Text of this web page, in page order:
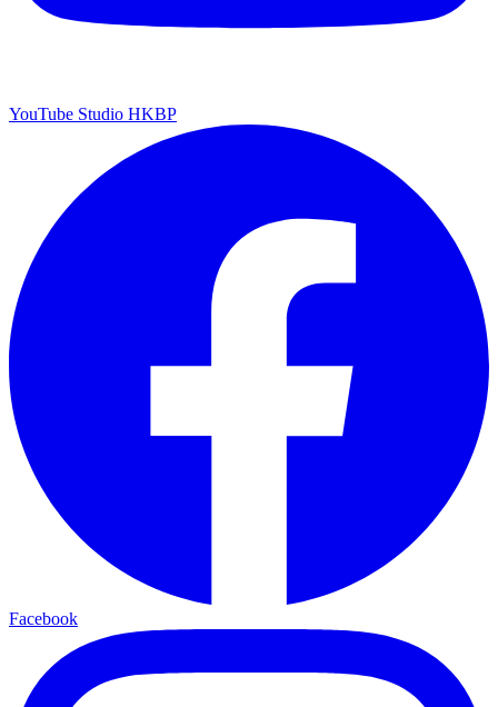
YouTube Studio HKBP
Facebook